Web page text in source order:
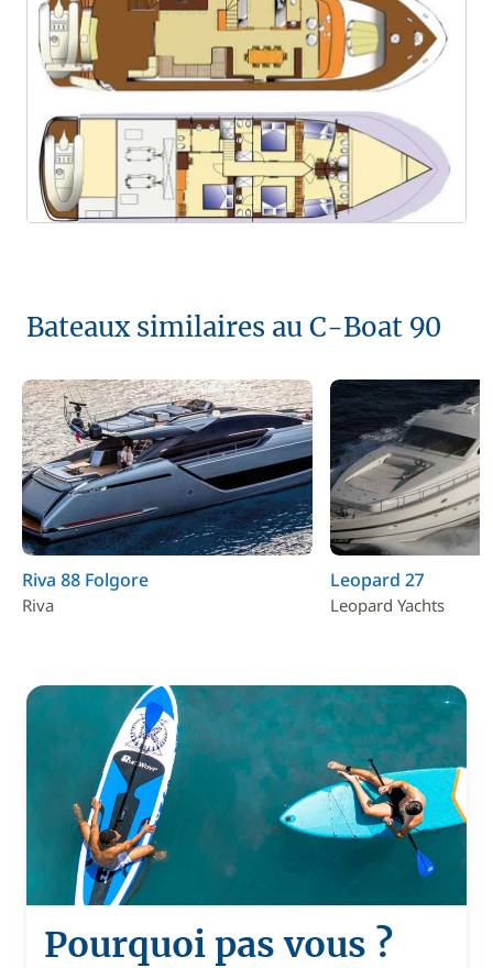
Bateaux similaires au C-Boat 90
Riva 88 Folgore
Riva
Leopard 27
Leopard Yachts
Pourquoi pas vous ?